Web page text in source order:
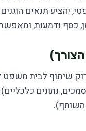
יהציע תנאים
ודמעות,
שיתוף לבית משפט
נתונים
השותף).